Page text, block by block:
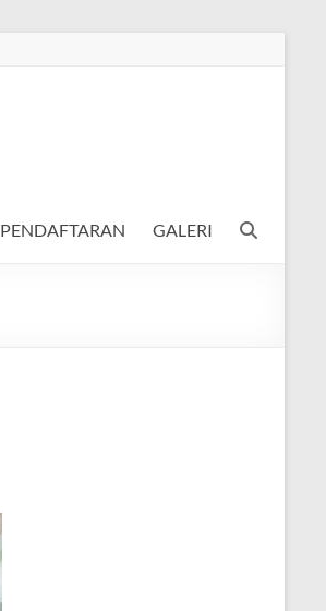
PENDAFTARAN GALERI